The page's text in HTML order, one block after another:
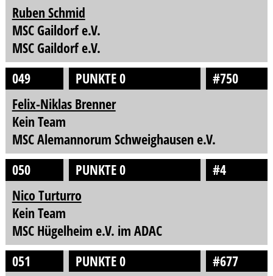
Ruben Schmid
MSC Gaildorf e.V.
MSC Gaildorf e.V.
049
PUNKTE 0
#750
Felix-Niklas Brenner
Kein Team
MSC Alemannorum Schweighausen e.V.
050
PUNKTE 0
#4
Nico Turturro
Kein Team
MSC Hügelheim e.V. im ADAC
051
PUNKTE 0
#677